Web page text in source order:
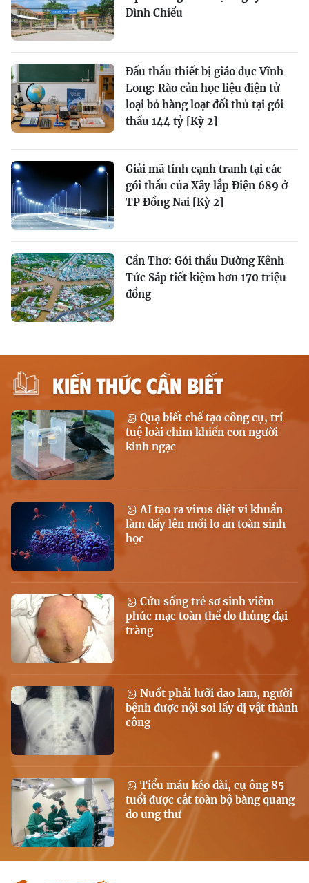
Đình Chiểu
Đấu thầu thiết bị giáo dục Vĩnh
Long: Rào cản học liệu điện tử
loại bỏ hàng loạt đối thủ tại gói
thầu 144 tỷ [Kỳ 2]
Giải mã tính cạnh tranh tại các
gói thầu của Xây lắp Điện 689 ở
TP Đồng Nai [Kỳ 2]
Cần Thơ: Gói thầu Đường Kênh
Tức Sáp tiết kiệm hơn 170 triệu
đồng
KIẾN THỨC CẦN BIẾT
Quạ biết chế tạo công cụ, trí
tuệ loài chim khiến con người
kinh ngạc
AI tạo ra virus diệt vi khuẩn
làm dấy lên mối lo an toàn sinh
học
Cứu sống trẻ sơ sinh viêm
phúc mạc toàn thể do thủng đại
tràng
Nuốt phải lưỡi dao lam, người
bệnh được nội soi lấy dị vật thành
công
Tiểu máu kéo dài, cụ ông 85
tuổi được cắt toàn bộ bàng quang
do ung thư